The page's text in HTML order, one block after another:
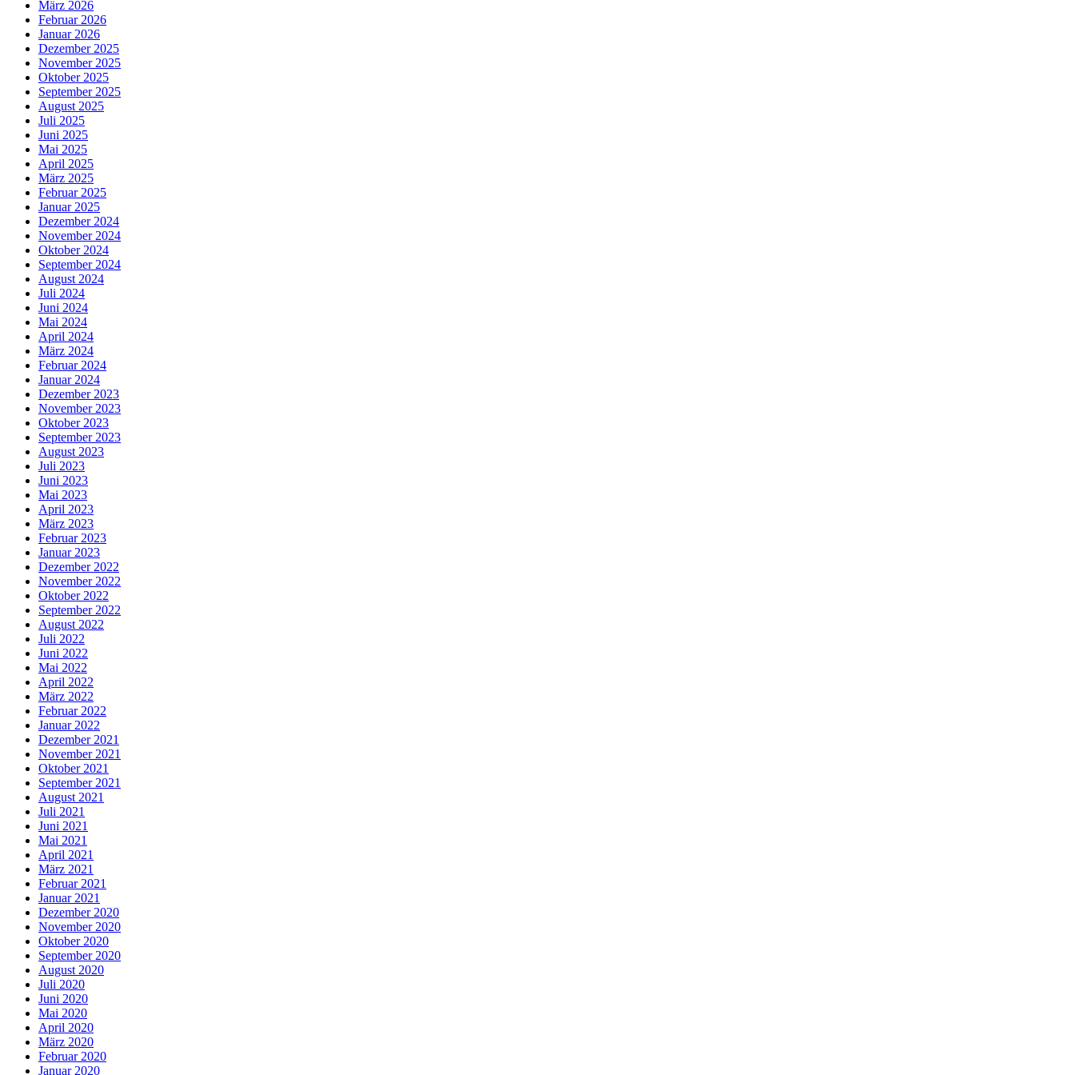
März 2026
Februar 2026
Januar 2026
Dezember 2025
November 2025
Oktober 2025
September 2025
August 2025
Juli 2025
Juni 2025
Mai 2025
April 2025
März 2025
Februar 2025
Januar 2025
Dezember 2024
November 2024
Oktober 2024
September 2024
August 2024
Juli 2024
Juni 2024
Mai 2024
April 2024
März 2024
Februar 2024
Januar 2024
Dezember 2023
November 2023
Oktober 2023
September 2023
August 2023
Juli 2023
Juni 2023
Mai 2023
April 2023
März 2023
Februar 2023
Januar 2023
Dezember 2022
November 2022
Oktober 2022
September 2022
August 2022
Juli 2022
Juni 2022
Mai 2022
April 2022
März 2022
Februar 2022
Januar 2022
Dezember 2021
November 2021
Oktober 2021
September 2021
August 2021
Juli 2021
Juni 2021
Mai 2021
April 2021
März 2021
Februar 2021
Januar 2021
Dezember 2020
November 2020
Oktober 2020
September 2020
August 2020
Juli 2020
Juni 2020
Mai 2020
April 2020
März 2020
Februar 2020
Januar 2020